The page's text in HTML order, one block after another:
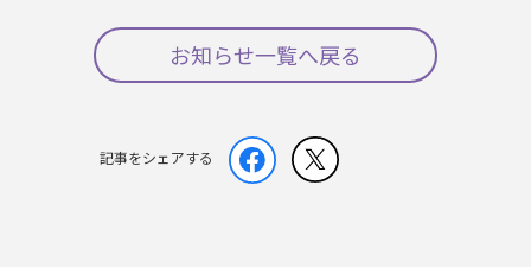
お知らせ一覧へ戻る
記事をシェアする